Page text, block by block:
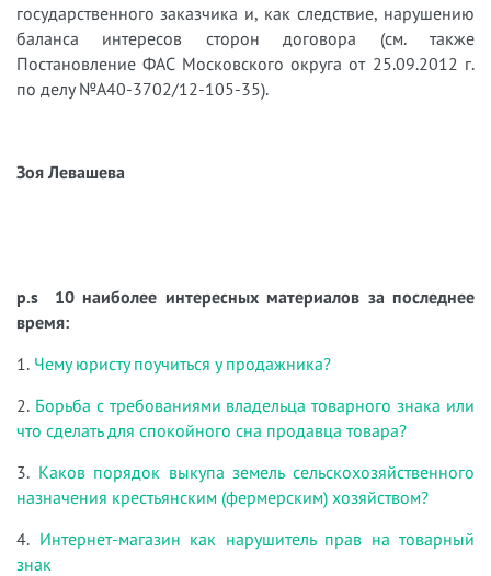
государственного заказчика и, как следствие, нарушению
баланса интересов сторон договора (см. также
Постановление ФАС Московского округа от 25.09.2012 г.
по делу №А40-3702/12-105-35).
Зоя Левашева
p.s 10 наиболее интересных материалов за последнее
время:
1. Чему юристу поучиться у продажника?
2. Борьба с требованиями владельца товарного знака или
что сделать для спокойного сна продавца товара?
3. Каков порядок выкупа земель сельскохозяйственного
назначения крестьянским (фермерским) хозяйством?
4. Интернет-магазин как нарушитель прав на товарный
знак